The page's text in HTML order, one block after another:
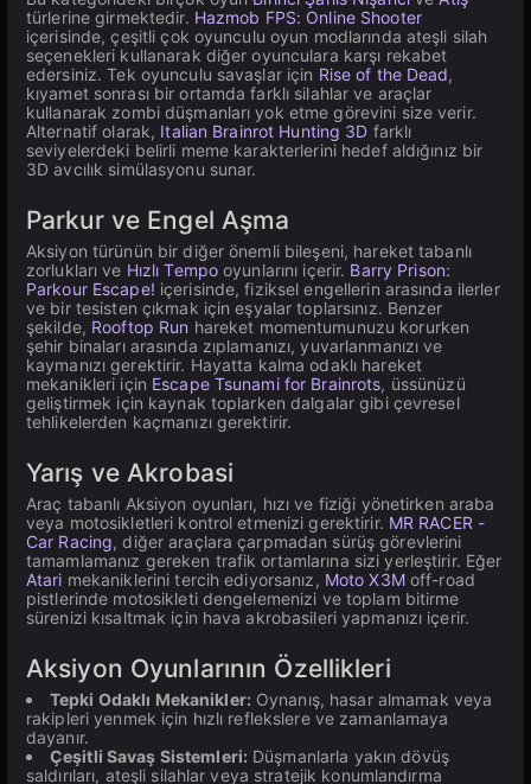
türlerine girmektedir. Hazmob FPS: Online Shooter
içerisinde, çeşitli çok oyunculu oyun modlarında ateşli silah
seçenekleri kullanarak diğer oyunculara karşı rekabet
edersiniz. Tek oyunculu savaşlar için Rise of the Dead,
kıyamet sonrası bir ortamda farklı silahlar ve araçlar
kullanarak zombi düşmanları yok etme görevini size verir.
Alternatif olarak, Italian Brainrot Hunting 3D farklı
seviyelerdeki belirli meme karakterlerini hedef aldığınız bir
3D avcılık simülasyonu sunar.
Parkur ve Engel Aşma
Aksiyon türünün bir diğer önemli bileşeni, hareket tabanlı
zorlukları ve Hızlı Tempo oyunlarını içerir. Barry Prison:
Parkour Escape! içerisinde, fiziksel engellerin arasında ilerler
ve bir tesisten çıkmak için eşyalar toplarsınız. Benzer
şekilde, Rooftop Run hareket momentumunuzu korurken
şehir binaları arasında zıplamanızı, yuvarlanmanızı ve
kaymanızı gerektirir. Hayatta kalma odaklı hareket
mekanikleri için Escape Tsunami for Brainrots, üssünüzü
geliştirmek için kaynak toplarken dalgalar gibi çevresel
tehlikelerden kaçmanızı gerektirir.
Yarış ve Akrobasi
Araç tabanlı Aksiyon oyunları, hızı ve fiziği yönetirken araba
veya motosikletleri kontrol etmenizi gerektirir. MR RACER -
Car Racing, diğer araçlara çarpmadan sürüş görevlerini
tamamlamanız gereken trafik ortamlarına sizi yerleştirir. Eğer
Atari mekaniklerini tercih ediyorsanız, Moto X3Moff-road
pistlerinde motosikleti dengelemenizi ve toplam bitirme
sürenizi kısaltmak için hava akrobasileri yapmanızı içerir.
Aksiyon Oyunlarının Özellikleri
Tepki Odaklı Mekanikler: Oynanış, hasar almamak veya
rakipleri yenmek için hızlı reflekslere ve zamanlamaya
dayanır.
Çeşitli Savaş Sistemleri: Düşmanlarla yakın dövüş
saldırıları, ateşli silahlar veya stratejik konumlandırma